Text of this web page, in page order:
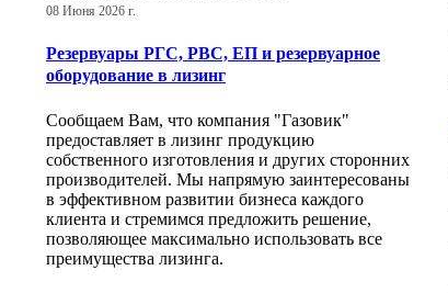
08 Июня 2026 г.
Резервуары РГС, РВС, ЕП и резервуарное
оборудование в лизинг
Сообщаем Вам, что компания "Газовик"
предоставляет в лизинг продукцию
собственного изготовления и других сторонних
производителей. Мы напрямую заинтересованы
в эффективном развитии бизнеса каждого
клиента и стремимся предложить решение,
позволяющее максимально использовать все
преимущества лизинга.